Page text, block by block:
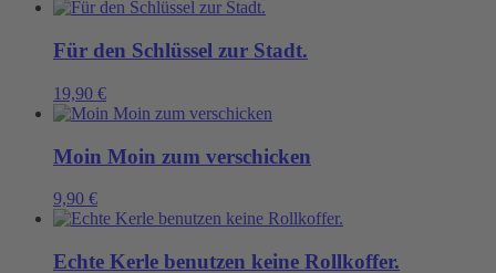
Für den Schlüssel zur Stadt.
19,90 €
Moin Moin zum verschicken
9,90 €
Echte Kerle benutzen keine Rollkoffer.